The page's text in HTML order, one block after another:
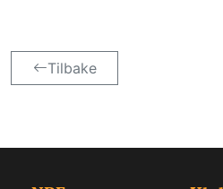
Tilbake